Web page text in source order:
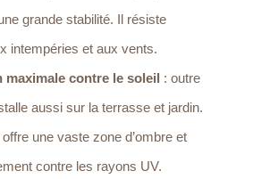
grande stabilité. Il résiste
intempéries et aux vents.
maximale contre le soleil : outre
aussi sur la terrasse et jardin.
une vaste zone d’ombre et
contre les rayons UV.